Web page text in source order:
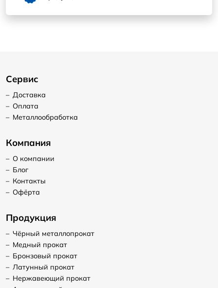
Сервис
– Доставка
– Оплата
– Металлообработка
Компания
– О компании
– Блог
– Контакты
– Офёрта
Продукция
– Чёрный металлопрокат
– Медный прокат
– Бронзовый прокат
– Латунный прокат
– Нержавеющий прокат